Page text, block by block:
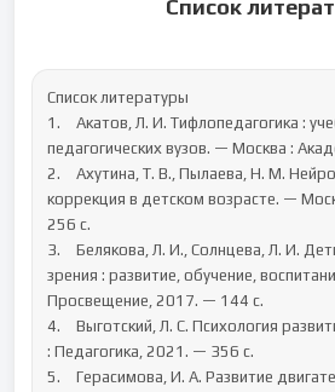
Список
Список литературы
1.	Акатов, Л. И. Тифлопедагогика : учебник для
педагогических вузов. — Москва :
2.	Ахутина, Т. В., Пылаева, Н. М. Нейропсихологическая
коррекция в детском возрасте. —
256 с.
3.	Белякова, Л. И., Солнцева, Л. И. Дети с нарушениями
зрения : развитие, обучение,
Просвещение, 2017. — 144 с.
4.	Выготский, Л. С. Психология развития ребёнка. — Москва
: Педагогика, 2021. — 356 с.
5.	Герасимова, И. А. Развитие двигательной активности у